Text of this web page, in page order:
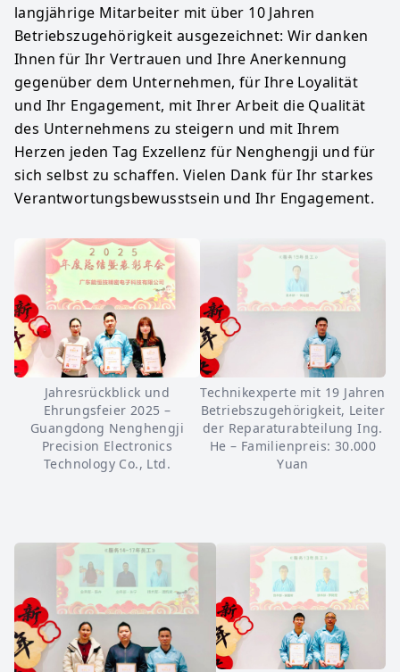
langjährige Mitarbeiter mit über 10 Jahren
Betriebszugehörigkeit ausgezeichnet: Wir danken
Ihnen für Ihr Vertrauen und Ihre Anerkennung
gegenüber dem Unternehmen, für Ihre Loyalität
und Ihr Engagement, mit Ihrer Arbeit die Qualität
des Unternehmens zu steigern und mit Ihrem
Herzen jeden Tag Exzellenz für Nenghengji und für
sich selbst zu schaffen. Vielen Dank für Ihr starkes
Verantwortungsbewusstsein und Ihr Engagement.
Jahresrückblick und
Ehrungsfeier 2025 –
Guangdong Nenghengji
Precision Electronics
Technology Co., Ltd.
Technikexperte mit 19 Jahren
Betriebszugehörigkeit, Leiter
der Reparaturabteilung Ing.
He – Familienpreis: 30.000
Yuan